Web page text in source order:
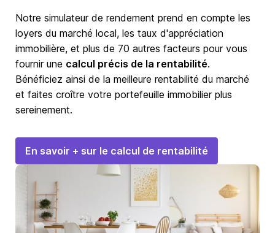
Notre simulateur de rendement prend en compte les
loyers du marché local, les taux d'appréciation
immobilière, et plus de 70 autres facteurs pour vous
fournir une calcul précis de la rentabilité.
Bénéficiez ainsi de la meilleure rentabilité du marché
et faites croître votre portefeuille immobilier plus
sereinement.
En savoir + sur le calcul de rentabilité